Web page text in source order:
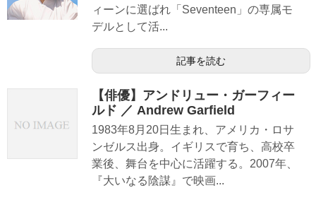
ィーンに選ばれ「Seventeen」の専属モ
デルとして活...
記事を読む
【俳優】アンドリュー・ガーフィー
ルド ／ Andrew Garfield
1983年8月20日生まれ、アメリカ・ロサ
ンゼルス出身。イギリスで育ち、高校卒
業後、舞台を中心に活躍する。2007年、
『大いなる陰謀』で映画...